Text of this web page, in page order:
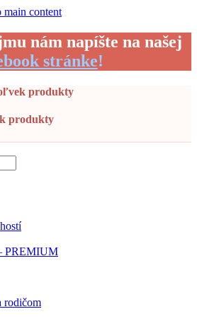
main content
nám napíšte na našej
stránke!
produkty
produkty
PREMIUM
rodičom